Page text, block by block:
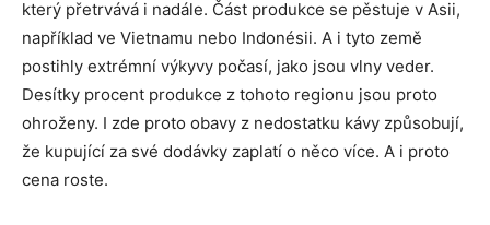
který přetrvává i nadále. Část produkce se pěstuje v Asii,
například ve Vietnamu nebo Indonésii. A i tyto země
postihly extrémní výkyvy počasí, jako jsou vlny veder.
Desítky procent produkce z tohoto regionu jsou proto
ohroženy. I zde proto obavy z nedostatku kávy způsobují,
že kupující za své dodávky zaplatí o něco více. A i proto
cena roste.